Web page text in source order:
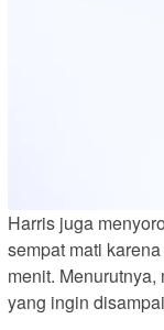
Harris juga
sempat mati
menit.
yang ingin